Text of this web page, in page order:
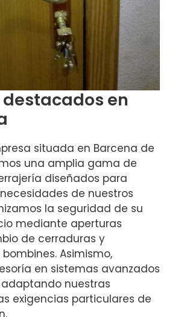
destacados en
situada en Barcena de
una amplia gama de
diseñados para
de nuestros
la seguridad de su
mediante aperturas
de cerraduras y
Asimismo,
en sistemas avanzados
nuestras
exigencias particulares de